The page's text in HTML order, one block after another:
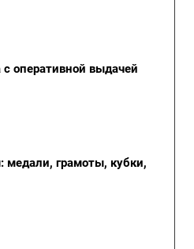
оперативной выдачей
медали, грамоты, кубки,